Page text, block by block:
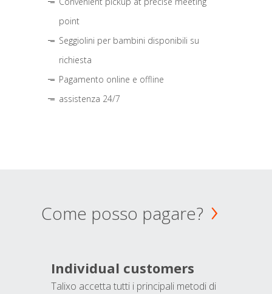
point
Seggiolini per bambini disponibili su
richiesta
Pagamento online e offline
assistenza 24/7
Come posso pagare?
Individual customers
Talixo accetta tutti i principali metodi di